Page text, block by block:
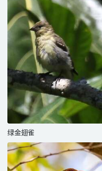
绿金翅雀